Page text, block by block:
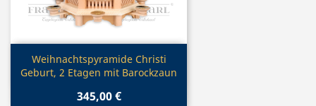
Vorschau
Weihnachtspyramide Christi
Geburt, 2 Etagen mit Barockzaun
345,00 €